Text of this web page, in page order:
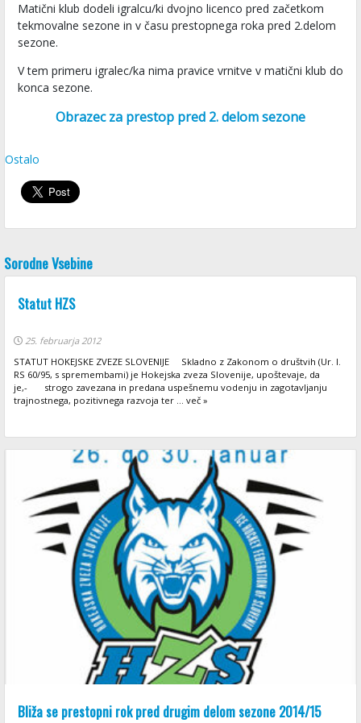
Matični klub dodeli igralcu/ki dvojno licenco pred začetkom
tekmovalne sezone in v času prestopnega roka pred 2.delom
sezone.
V tem primeru igralec/ka nima pravice vrnitve v matični klub do
konca sezone.
Obrazec za prestop pred 2. delom sezone
Ostalo
Sorodne Vsebine
Statut HZS
25. februarja 2012
STATUT HOKEJSKE ZVEZE SLOVENIJE Skladno z Zakonom o društvih (Ur. l.
RS 60/95, s spremembami) je Hokejska zveza Slovenije, upoštevaje, da
je,- strogo zavezana in predana uspešnemu vodenju in zagotavljanju
trajnostnega, pozitivnega razvoja ter ... več »
Bliža se prestopni rok pred drugim delom sezone 2014/15